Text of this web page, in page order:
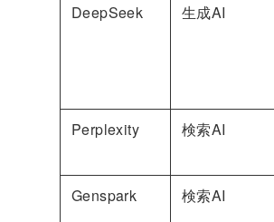
DeepSeek
生成AI
Perplexity
検索AI
Genspark
検索AI